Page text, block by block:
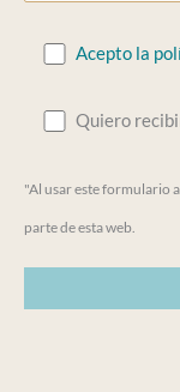
Acepto la
Quiero
"Al usar este formulario
parte de esta web.